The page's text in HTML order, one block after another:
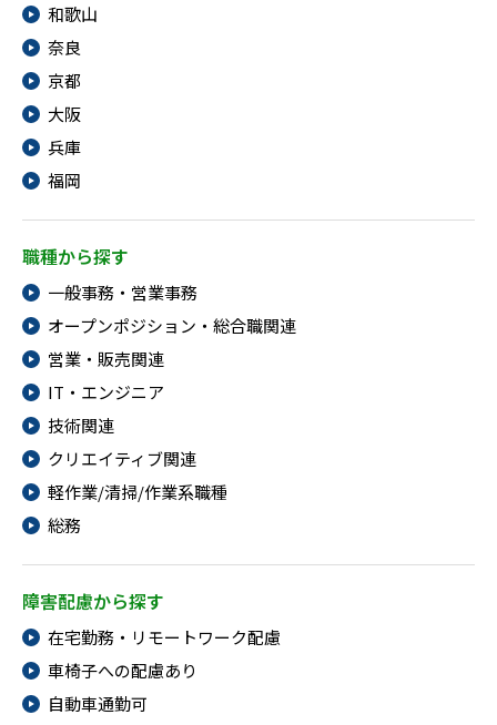
和歌山
奈良
京都
大阪
兵庫
福岡
職種から探す
一般事務・営業事務
オープンポジション・総合職関連
営業・販売関連
IT・エンジニア
技術関連
クリエイティブ関連
軽作業/清掃/作業系職種
総務
障害配慮から探す
在宅勤務・リモートワーク配慮
車椅子への配慮あり
自動車通勤可